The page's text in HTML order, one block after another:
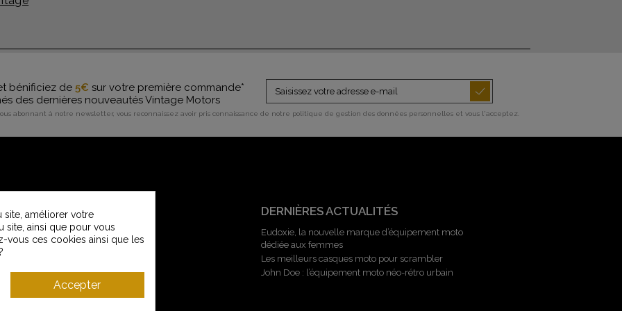
bénificiez de 5€ sur votre première commande*
des dernières nouveautés Vintage Motors
abonnant à notre newsletter, vous reconnaissez avoir pris connaissance de notre politique de gestion des données personnelles et vous l'acceptez.
SERVICE CLIENT
Contactez-nous
Service Clients Vintage Motors
Livraisons et retours
Modes de paiement
DERNIÈRES ACTUALITÉS
Eudoxie, la nouvelle marque d’équipement moto
dédiée aux femmes
Les meilleurs casques moto pour scrambler
John Doe : l’équipement moto néo-rétro urbain
site, améliorer votre
site, ainsi que pour vous
vous ces cookies ainsi que les
Accepter